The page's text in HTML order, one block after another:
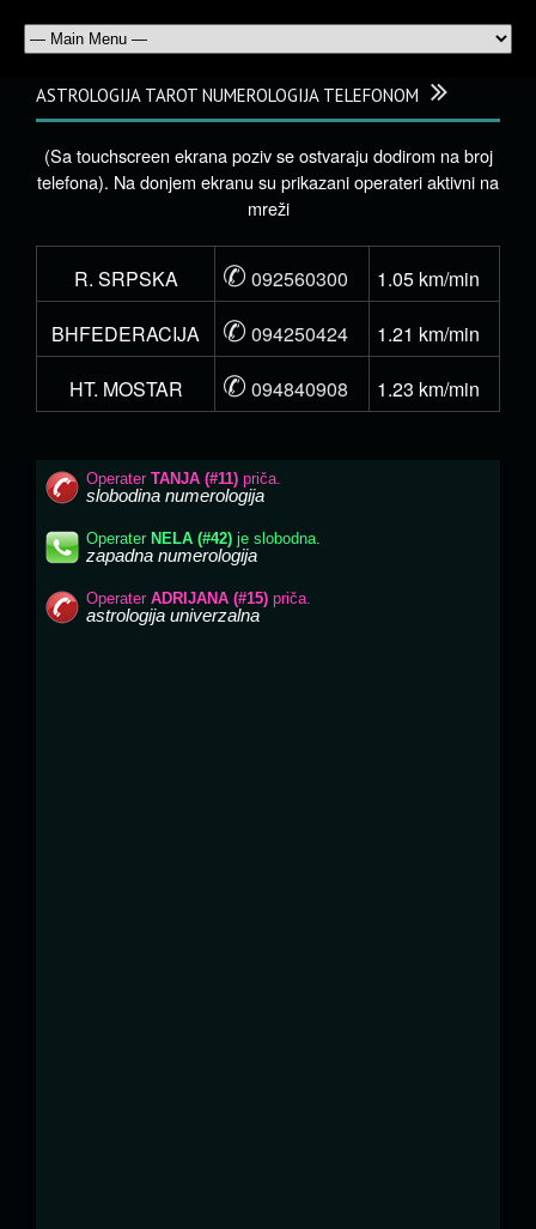
ASTROLOGIJA TAROT NUMEROLOGIJA TELEFONOM
(Sa touchscreen ekrana poziv se ostvaraju dodirom na broj
telefona). Na donjem ekranu su prikazani operateri aktivni na
mreži
R. SRPSKA ✆ 092560300
1.05 km/min
BHFEDERACIJA
✆ 094250424
1.21 km/min
HT. MOSTAR
✆ 094840908 1.23 km/min